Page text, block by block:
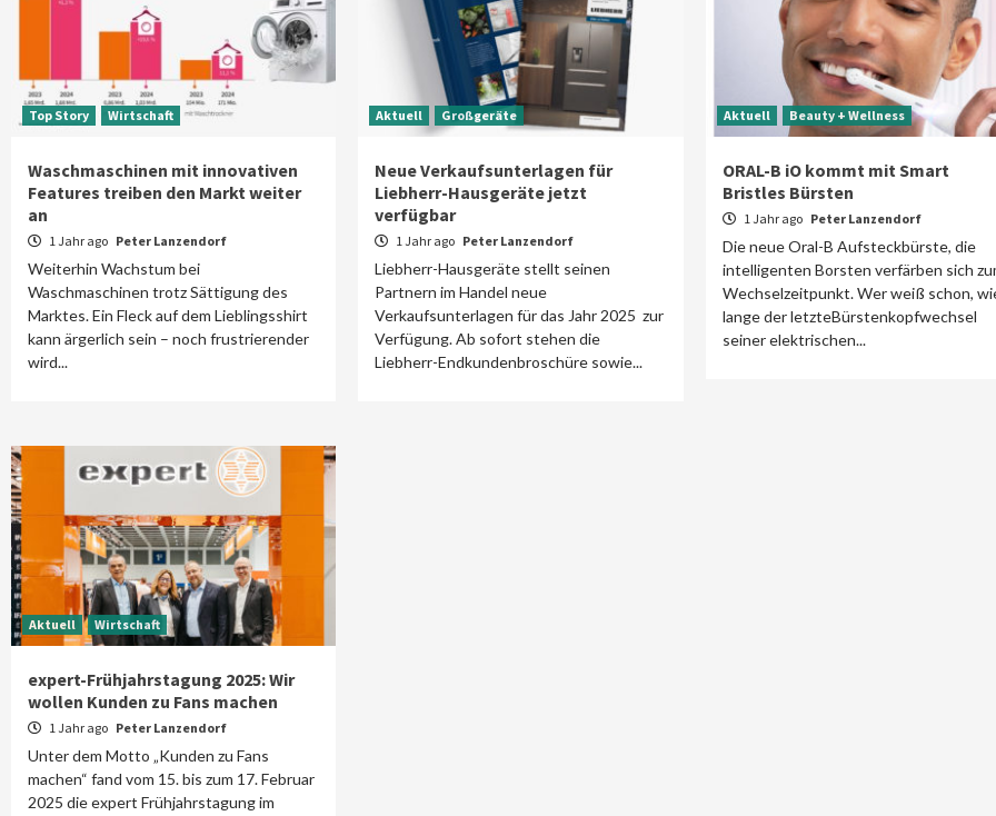
Top Story Wirtschaft
Waschmaschinen mit innovativen
Features treiben den Markt weiter
an
1 Jahr ago Peter Lanzendorf
Weiterhin Wachstum bei
Waschmaschinen trotz Sättigung des
Marktes. Ein Fleck auf dem Lieblingsshirt
kann ärgerlich sein – noch frustrierender
wird...
Aktuell Großgeräte
Neue Verkaufsunterlagen für
Liebherr-Hausgeräte jetzt
verfügbar
1 Jahr ago Peter Lanzendorf
Liebherr-Hausgeräte stellt seinen
Partnern im Handel neue
Verkaufsunterlagen für das Jahr 2025 zur
Verfügung. Ab sofort stehen die
Liebherr-Endkundenbroschüre sowie...
Aktuell Beauty + Wellness
ORAL-B iO kommt mit Smart
Bristles Bürsten
1 Jahr ago Peter Lanzendorf
Die neue Oral-B Aufsteckbürste, die
intelligenten Borsten verfärben sich
Wechselzeitpunkt. Wer weiß schon,
lange der letzteBürstenkopfwechsel
seiner elektrischen...
Aktuell Wirtschaft
expert-Frühjahrstagung 2025: Wir
wollen Kunden zu Fans machen
1 Jahr ago Peter Lanzendorf
Unter dem Motto „Kunden zu Fans
machen“ fand vom 15. bis zum 17. Februar
2025 die expert Frühjahrstagung im